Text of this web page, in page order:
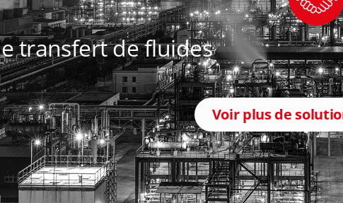
transfert de fluides
Voir plus de